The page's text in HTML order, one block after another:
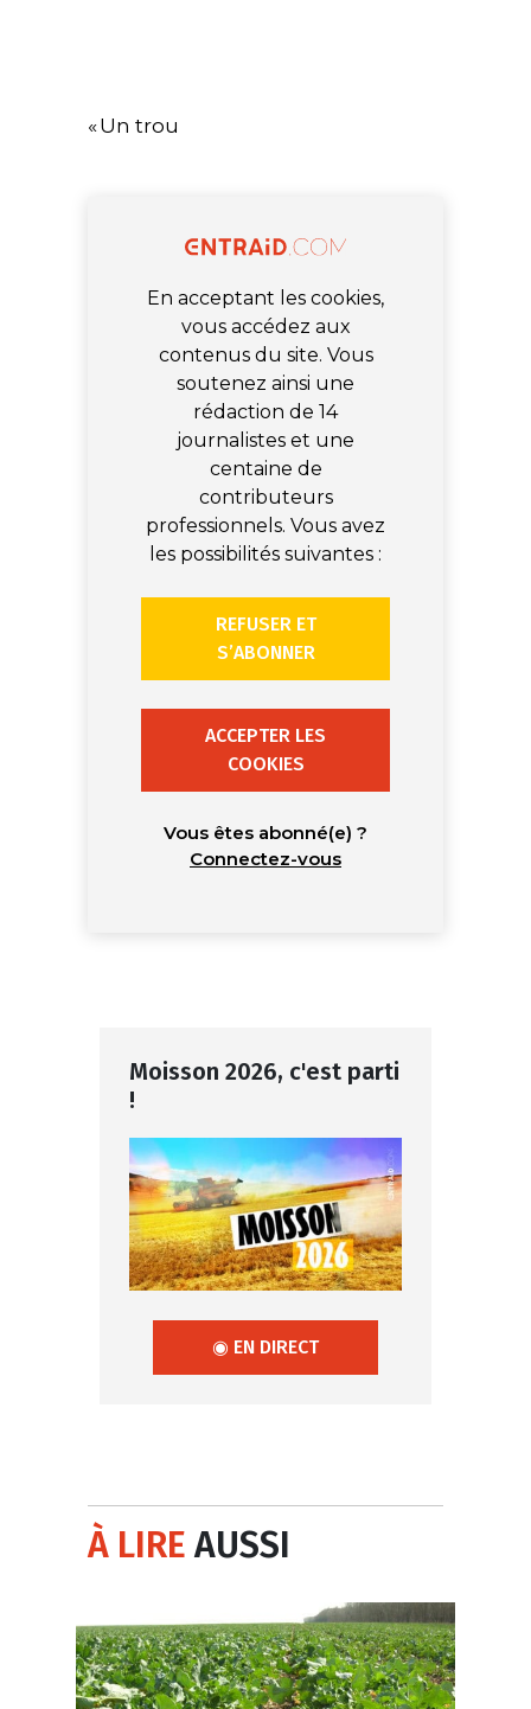
« Un trou
En acceptant les cookies,
vous accédez aux
contenus du site. Vous
soutenez ainsi une
rédaction de 14
journalistes et une
centaine de
contributeurs
professionnels. Vous avez
les possibilités suivantes :
REFUSER ET
S’ABONNER
ACCEPTER LES
COOKIES
Vous êtes abonné(e) ?
Connectez-vous
Moisson 2026, c'est parti
!
◉ EN DIRECT
À LIREAUSSI